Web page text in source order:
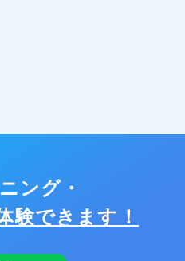
ング・
験できます！